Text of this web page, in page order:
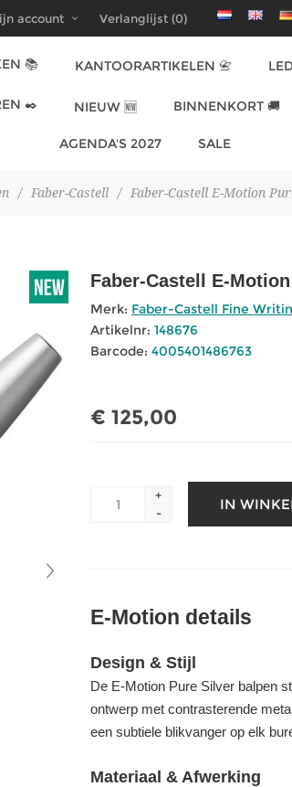
account Verlanglijst (0)
📚 KANTOORARTIKELEN 📇
✒️ NIEUW 🆕 BINNENKORT 🚚
AGENDA'S 2027 SALE
/ Faber-Castell / Faber-Castell E-Motion
Faber-Castell E-
Merk: Faber-Castell Fine
Artikelnr: 148676
Barcode: 4005401486763
€ 125,00
+
-
E-Motion details
Design & Stijl
De E-Motion Pure Silver balpen
ontwerp met contrasterende
een subtiele blikvanger op elk
Materiaal & Afwerking